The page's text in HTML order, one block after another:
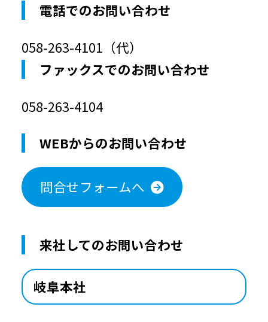
電話でのお問い合わせ
058-263-4101（代）
ファックスでのお問い合わせ
058-263-4104
WEBからのお問い合わせ
問合せフォームへ
来社してのお問い合わせ
岐阜本社